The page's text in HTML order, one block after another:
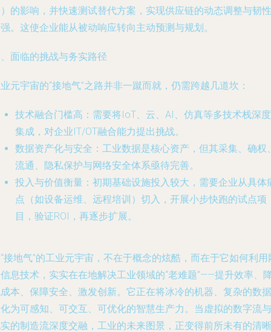
的影响，并快速测试替代方案，实现供应链的动态调整与韧性
。这使企业能从被动响应转向主动预测与规划。
面临的挑战与务实路径
元宇宙的“接地气”之路并非一蹴而就，仍需跨越几道坎：
技术融合门槛高 ：需要将IoT、云、AI、仿真等多技术栈深度
集成，对企业IT/OT融合能力提出挑战。
数据资产化与安全 ：工业数据是核心资产，但其采集、确权
流通、隐私保护与网络安全体系亟待完善。
投入与价值衡量 ：初期基础设施投入较大，需要企业从具体
点（如设备运维、远程培训）切入，开展小步快跑的试点项
目，验证ROI，再逐步扩展。
接地气”的工业元宇宙，不在于概念的炫酷，而在于它如何利用
息技术，实实在在地解决工业领域的“老难题”——提升效率、
本、保障安全、激发创新。它正在将冰冷的机器、复杂的数据
为可感知、可交互、可优化的智慧生产力。当虚拟的数字流与
的制造流深度交融，工业的未来图景，正变得前所未有的清晰